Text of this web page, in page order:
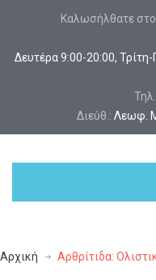
Καλωσήλθατε στο
Δευτέρα 9:00-20:00,
Διεύθ.: Λεωφ.
Αρχική Αρθρίτιδα: